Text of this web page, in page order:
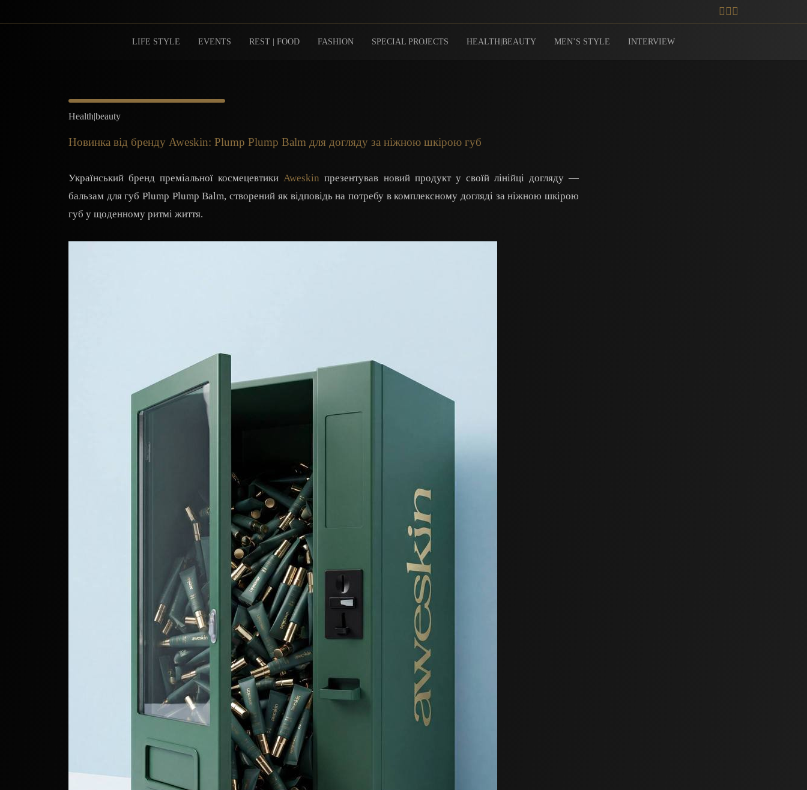
LIFE STYLE EVENTS REST | FOOD FASHION SPECIAL PROJECTS HEALTH|BEAUTY MEN’S STYLE INTERVIEW
Health|beauty
Новинка від бренду Aweskin: Plump Plump Balm для догляду за ніжною шкірою губ
Український бренд преміальної космецевтикиAweskin презентував новий продукт у своїй лінійці догляду —
бальзам для губ Plump Plump Balm, створений як відповідь на потребу в комплексному догляді за ніжною шкірою
губ у щоденному ритмі життя.